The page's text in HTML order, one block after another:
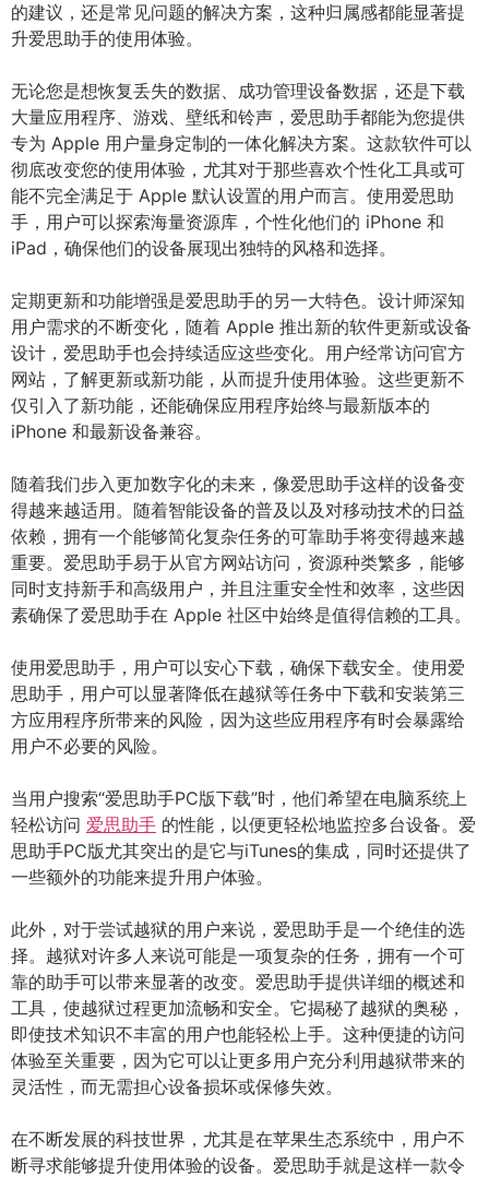
的建议，还是常见问题的解决方案，这种归属感都能显著提
升爱思助手的使用体验。
无论您是想恢复丢失的数据、成功管理设备数据，还是下载
大量应用程序、游戏、壁纸和铃声，爱思助手都能为您提供
专为 Apple 用户量身定制的一体化解决方案。这款软件可以
彻底改变您的使用体验，尤其对于那些喜欢个性化工具或可
能不完全满足于 Apple 默认设置的用户而言。使用爱思助
手，用户可以探索海量资源库，个性化他们的 iPhone 和
iPad，确保他们的设备展现出独特的风格和选择。
定期更新和功能增强是爱思助手的另一大特色。设计师深知
用户需求的不断变化，随着 Apple 推出新的软件更新或设备
设计，爱思助手也会持续适应这些变化。用户经常访问官方
网站，了解更新或新功能，从而提升使用体验。这些更新不
仅引入了新功能，还能确保应用程序始终与最新版本的
iPhone 和最新设备兼容。
随着我们步入更加数字化的未来，像爱思助手这样的设备变
得越来越适用。随着智能设备的普及以及对移动技术的日益
依赖，拥有一个能够简化复杂任务的可靠助手将变得越来越
重要。爱思助手易于从官方网站访问，资源种类繁多，能够
同时支持新手和高级用户，并且注重安全性和效率，这些因
素确保了爱思助手在 Apple 社区中始终是值得信赖的工具。
使用爱思助手，用户可以安心下载，确保下载安全。使用爱
思助手，用户可以显著降低在越狱等任务中下载和安装第三
方应用程序所带来的风险，因为这些应用程序有时会暴露给
用户不必要的风险。
当用户搜索“爱思助手PC版下载”时，他们希望在电脑系统上
轻松访问 爱思助手 的性能，以便更轻松地监控多台设备。爱
思助手PC版尤其突出的是它与iTunes的集成，同时还提供了
一些额外的功能来提升用户体验。
此外，对于尝试越狱的用户来说，爱思助手是一个绝佳的选
择。越狱对许多人来说可能是一项复杂的任务，拥有一个可
靠的助手可以带来显著的改变。爱思助手提供详细的概述和
工具，使越狱过程更加流畅和安全。它揭秘了越狱的奥秘，
即使技术知识不丰富的用户也能轻松上手。这种便捷的访问
体验至关重要，因为它可以让更多用户充分利用越狱带来的
灵活性，而无需担心设备损坏或保修失效。
在不断发展的科技世界，尤其是在苹果生态系统中，用户不
断寻求能够提升使用体验的设备。爱思助手就是这样一款令